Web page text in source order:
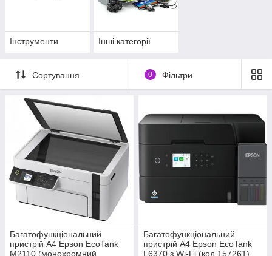
Інструменти Інші категорії
Сортування 0 Фільтри
Багатофункціональний
пристрій A4 Epson EcoTank
M2110 (монохромний
Багатофункціональний
пристрій A4 Epson EcoTank
L6370 з Wi-Fi (код 157261)